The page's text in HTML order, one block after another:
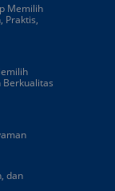
Memilih
Praktis,
Berkualitas
dan